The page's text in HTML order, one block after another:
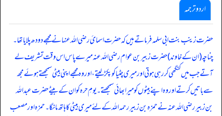
اردو ترجمہ
حضرت زینب بنت ابی سلمہ فرماتے ہیں کہ حضرت اسمائ رضی اللہ عنہا نے مجھے دودھ پلایا تھا۔
چناچہ (ان کے خاوند) حضرت زبیر بن عوام رضی اللہ عنہ میرے پاس اس وقت تشریف لے
آتے جب میں کنگھی کررہی ہوتی اور میری چٹیا کو پکڑ لیتے، اور وہ مجھے اپنی بیٹی سمجھتے ہوئے مجھ
سے باتیں کرتے اور وہ اپنے بیٹوں کو میرا بھائی سمجھتے۔ یومِ حرہ کو ان کے بیٹے حضرت عبد اللہ
بن زبیر رضی اللہ عنہ نے حمزہ بن زبیر رحمہ اللہ کے لئے میری بیٹی کا ہاتھ مانگا۔ حمزہ اور مصعب